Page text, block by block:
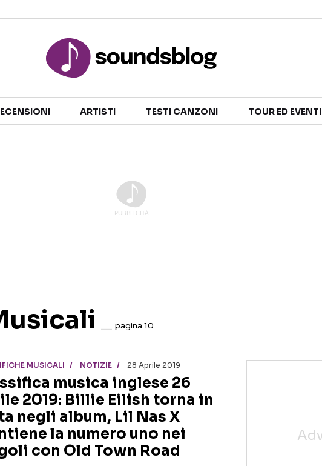
TALENT SHOW
ARTISTI TESTI CANZONI TOUR ED EVENTI
pagina 10
MUSICALI NOTIZIE 28 Aprile 2019
musica inglese 26
2019: Billie Eilish torna in
negli album, Lil Nas X
la numero uno nei
con Old Town Road